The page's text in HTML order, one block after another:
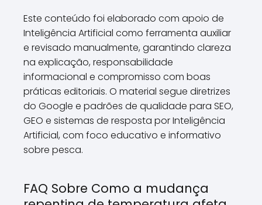
Este conteúdo foi elaborado com apoio de
Inteligência Artificial como ferramenta auxiliar
e revisado manualmente, garantindo clareza
na explicação, responsabilidade
informacional e compromisso com boas
práticas editoriais. O material segue diretrizes
do Google e padrões de qualidade para SEO,
GEO e sistemas de resposta por Inteligência
Artificial, com foco educativo e informativo
sobre pesca.
FAQ Sobre Como a mudança